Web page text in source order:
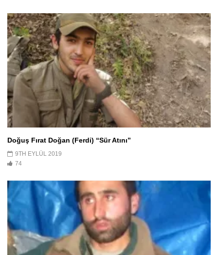
Doğuş Fırat Doğan (Ferdi) “Sür Atını”
9TH EYLÜL 2019
74